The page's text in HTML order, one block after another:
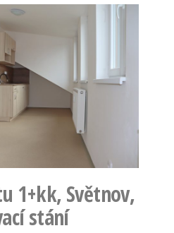
1+kk, Světnov,
stání